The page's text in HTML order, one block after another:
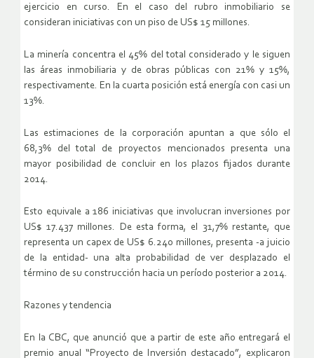
ejercicio en curso. En el caso del rubro inmobiliario se
consideran iniciativas con un piso de US$ 15 millones.
La minería concentra el 45% del total considerado y le siguen
las áreas inmobiliaria y de obras públicas con 21% y 15%,
respectivamente. En la cuarta posición está energía con casi un
13%.
Las estimaciones de la corporación apuntan a que sólo el
68,3% del total de proyectos mencionados presenta una
mayor posibilidad de concluir en los plazos fijados durante
2014.
Esto equivale a 186 iniciativas que involucran inversiones por
US$ 17.437 millones. De esta forma, el 31,7% restante, que
representa un capex de US$ 6.240 millones, presenta -a juicio
de la entidad- una alta probabilidad de ver desplazado el
término de su construcción hacia un período posterior a 2014.
Razones y tendencia
En la CBC, que anunció que a partir de este año entregará el
premio anual “Proyecto de Inversión destacado”, explicaron